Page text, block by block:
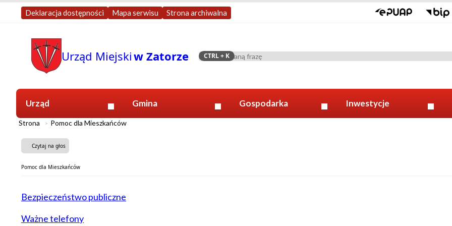
Deklaracja dostępności Mapa serwisu Strona archiwalna
Urząd Miejskiw Zatorze Szukaj
CTRL+ K
Urząd Gmina Gospodarka Inwestycje
Strona Pomoc dla Mieszkańców
Czytaj na głos
Pomoc dla Mieszkańców
Bezpieczeństwo publiczne
Ważne telefony